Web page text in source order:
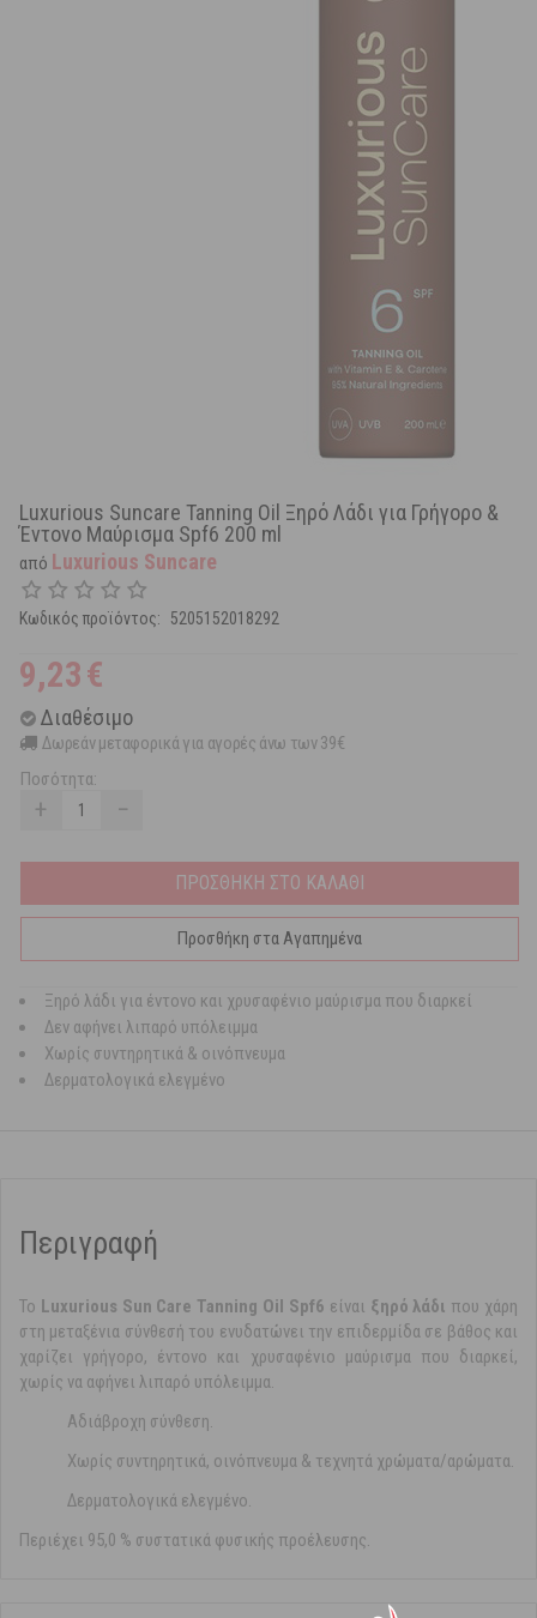
Luxurious Suncare Tanning Oil Ξηρό Λάδι για Γρήγορο &
Έντονο Μαύρισμα Spf6 200 ml
από Luxurious Suncare
Κωδικός προϊόντος: 5205152018292
9,23€
Διαθέσιμο
Δωρεάν μεταφορικά για αγορές άνω των 39€
Ποσότητα:
+ −
ΠΡΟΣΘΗΚΗ ΣΤΟ ΚΑΛΑΘΙ
Προσθήκη στα Αγαπημένα
Ξηρό λάδι για έντονο και χρυσαφένιο μαύρισμα που διαρκεί
Δεν αφήνει λιπαρό υπόλειμμα
Χωρίς συντηρητικά & οινόπνευμα
Δερματολογικά ελεγμένο
Περιγραφή
Το Luxurious Sun Care Tanning Oil Spf6 είναι ξηρό λάδι που χάρη
στη μεταξένια σύνθεσή του ενυδατώνει την επιδερμίδα σε βάθος και
χαρίζει γρήγορο, έντονο και χρυσαφένιο μαύρισμα που διαρκεί,
χωρίς να αφήνει λιπαρό υπόλειμμα.
Αδιάβροχη σύνθεση.
Χωρίς συντηρητικά, οινόπνευμα & τεχνητά χρώματα/αρώματα.
Δερματολογικά ελεγμένο.
Περιέχει 95,0 % συστατικά φυσικής προέλευσης.